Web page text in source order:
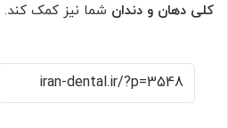
کلی دهان و دندان شما نیز کمک کند.